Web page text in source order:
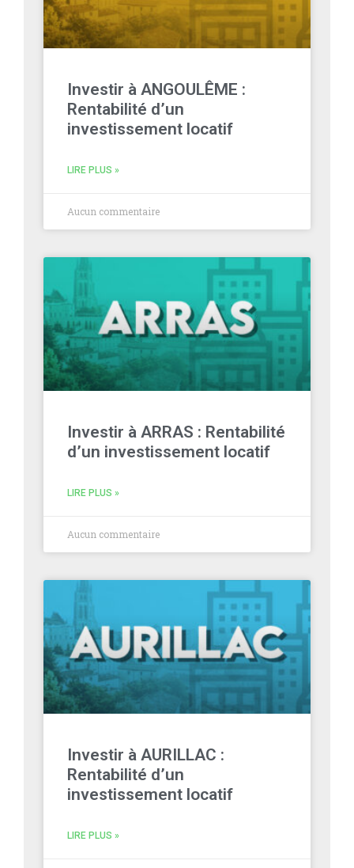
Investir à ANGOULÊME :
Rentabilité d’un
investissement locatif
LIRE PLUS »
Aucun commentaire
Investir à ARRAS : Rentabilité
d’un investissement locatif
LIRE PLUS »
Aucun commentaire
Investir à AURILLAC :
Rentabilité d’un
investissement locatif
LIRE PLUS »